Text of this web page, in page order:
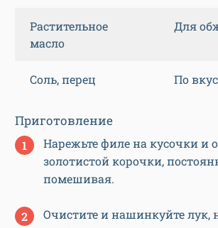
Растительное
масло
Для
Соль, перец По
Приготовление
Нарежьте филе на кусочки и
золотистой корочки,
помешивая.
Очистите и нашинкуйте лук,